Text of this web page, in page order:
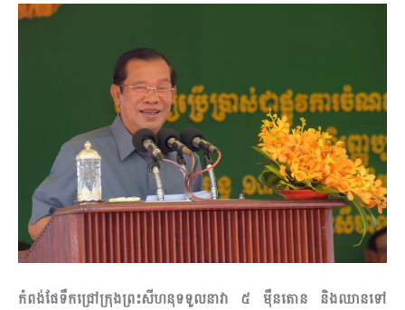
កំពង់ផែទឹកជ្រៅក្រុងព្រះសីហនុទទួលនាវា ៥ ម៉ឺនតោន និងឈានទៅ